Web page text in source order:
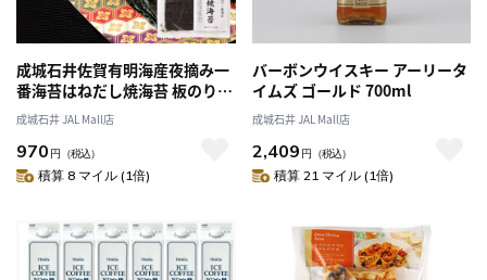
成城石井佐賀有明海産夜摘み一
番海苔はねだし焼海苔 板のり10
枚
成城石井 JAL Mall店
970 円 （税込）
積算 8 マイル (1倍)
バーボンウイスキー アーリータ
イムズ ゴールド 700ml
成城石井 JAL Mall店
2,409 円 （税込）
積算 21 マイル (1倍)